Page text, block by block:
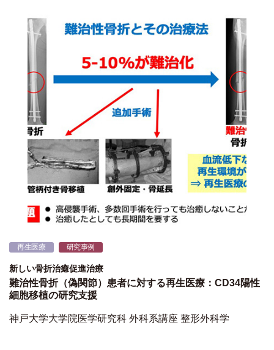
再生医療 研究事例
新しい骨折治癒促進治療
難治性骨折（偽関節）患者に対する再生医療：CD34陽性
細胞移植の研究支援
神戸大学大学院医学研究科 外科系講座 整形外科学